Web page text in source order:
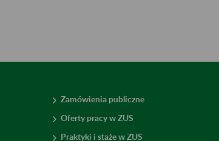
Zamówienia publiczne
Oferty pracy w ZUS
Praktyki i staże w ZUS